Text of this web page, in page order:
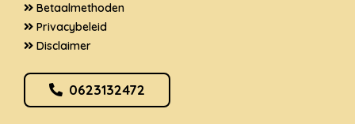
Betaalmethoden
Privacybeleid
Disclaimer
0623132472